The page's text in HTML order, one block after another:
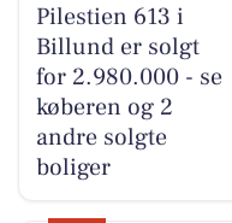
Pilestien 613 i
Billund er solgt
for 2.980.000 - se
køberen og 2
andre solgte
boliger